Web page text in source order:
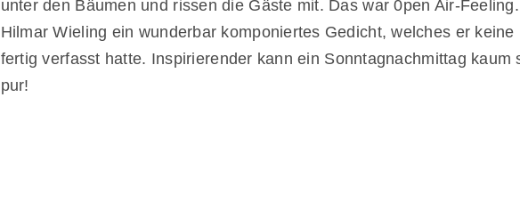
unter den Bäumen und rissen die Gäste mit. Das war 0pen Air-
Hilmar Wieling ein wunderbar komponiertes Gedicht, welches er
fertig verfasst hatte. Inspirierender kann ein Sonntagnachmittag kaum
pur!